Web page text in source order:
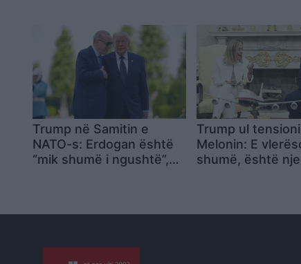
Francës në 2027
Trump në Samitin e
NATO-s: Erdogan është
“mik shumë i ngushtë”,
Trump ul
Melonin: E
shumë, është